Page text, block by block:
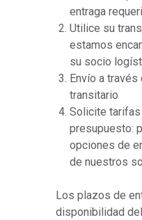
entraga
Utilice su
estamos
su socio
Envío a
transitario
Solicite
presupuesto:
opciones de
de nuestros
Los plazos de
disponibilidad